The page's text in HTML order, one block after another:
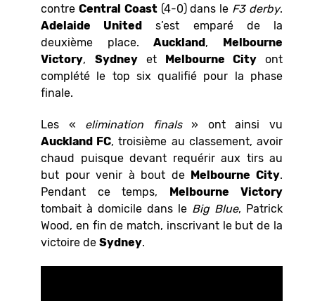
contre Central Coast(4-0) dans le F3 derby.
Adelaide United s’est emparé de la
deuxième place.Auckland, Melbourne
Victory, Sydneyet Melbourne Cityont
complété le top six qualifié pour la phase
finale.
Les « elimination finals» ont ainsi vu
Auckland FC, troisième au classement, avoir
chaud puisque devant requérir aux tirs au
but pour venir à bout de Melbourne City.
Pendant ce temps, Melbourne
Victory
tombait à domicile dans le Big Blue, Patrick
Wood, en fin de match, inscrivant le but de la
victoire de Sydney.